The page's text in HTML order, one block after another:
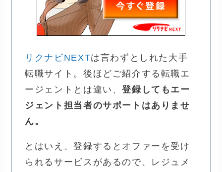
リクナビNEXTは言わずとしれた大手
転職サイト。後ほどご紹介する転職エ
ージェントとは違い、登録してもエー
ジェント担当者のサポートはありませ
ん。
とはいえ、登録するとオファーを受け
られるサービスがあるので、レジュメ